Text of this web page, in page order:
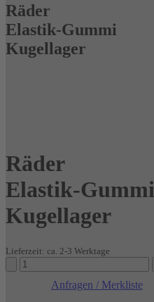
Räder
Elastik-Gummi
Kugellager
Räder
Elastik-Gummi
Kugellager
Lieferzeit: ca. 2-3 Werktage
RäderElastik-
GummiKugellager
Anfragen / Merkliste